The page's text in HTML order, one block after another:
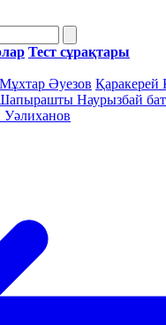
Тест сұрақтары
Мұхтар Әуезов Қаракерей
Наурызбай